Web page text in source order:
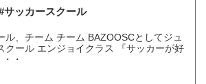
ッカースクール
ル、チーム チーム BAZOOSCとしてジュ
クール エンジョイクラス 『サッカーが好
・